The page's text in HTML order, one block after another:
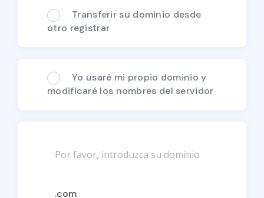
Transferir su dominio desde
otro registrar
Yo usaré mi propio dominio y
modificaré los nombres del servidor